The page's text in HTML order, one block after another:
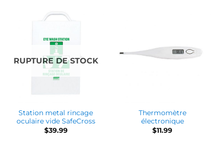
RUPTURE DE STOCK
Station metal rincage
oculaire vide SafeCross
$39.99
Thermomètre
électronique
$11.99